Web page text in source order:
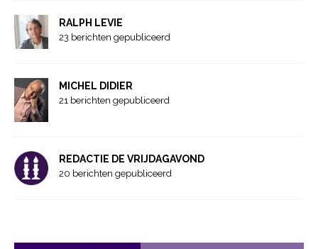
RALPH LEVIE
23 berichten gepubliceerd
MICHEL DIDIER
21 berichten gepubliceerd
REDACTIE DE VRIJDAGAVOND
20 berichten gepubliceerd